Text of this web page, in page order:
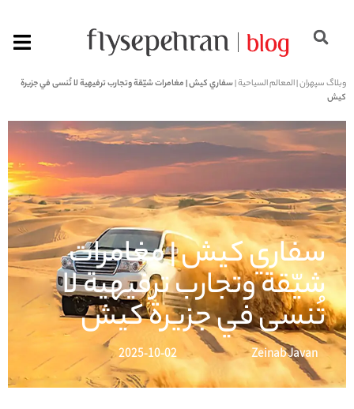
وبلاگ سپهران|المعالم السياحية|سفاري كيش | مغامرات شيّقة وتجارب ترفيهية لا تُنسى في جزيرة
كيش
سفاري كيش | مغامرات
شيّقة وتجارب ترفيهية لا
تُنسى في جزيرة كيش
Zeinab Javan
2025-10-02